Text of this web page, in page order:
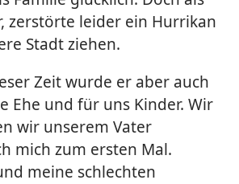
zerstörte leider ein Hurrikan
Stadt ziehen.
Zeit wurde er aber auch
Ehe und für uns Kinder. Wir
wir unserem Vater
mich zum ersten Mal.
meine schlechten